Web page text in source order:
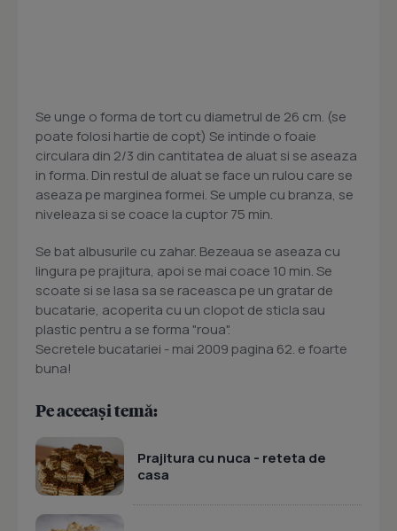
Se unge o forma de tort cu diametrul de 26 cm. (se
poate folosi hartie de copt) Se intinde o foaie
circulara din 2/3 din cantitatea de aluat si se aseaza
in forma. Din restul de aluat se face un rulou care se
aseaza pe marginea formei. Se umple cu branza, se
niveleaza si se coace la cuptor 75 min.
Se bat albusurile cu zahar. Bezeaua se aseaza cu
lingura pe prajitura, apoi se mai coace 10 min. Se
scoate si se lasa sa se raceasca pe un gratar de
bucatarie, acoperita cu un clopot de sticla sau
plastic pentru a se forma "roua".
Secretele bucatariei - mai 2009 pagina 62. e foarte
buna!
Pe aceeași temă:
Prajitura cu nuca - reteta de
casa